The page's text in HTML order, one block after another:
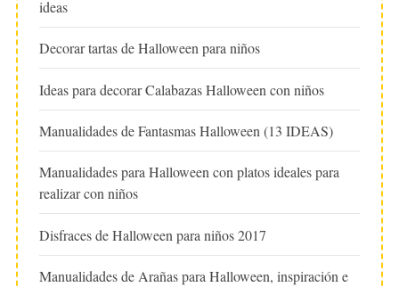
ideas
Decorar tartas de Halloween para niños
Ideas para decorar Calabazas Halloween con niños
Manualidades de Fantasmas Halloween (13 IDEAS)
Manualidades para Halloween con platos ideales para
realizar con niños
Disfraces de Halloween para niños 2017
Manualidades de Arañas para Halloween, inspiración e